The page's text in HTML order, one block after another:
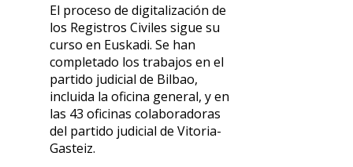
El proceso de digitalización de
los Registros Civiles sigue su
curso en Euskadi. Se han
completado los trabajos en el
partido judicial de Bilbao,
incluida la oficina general, y en
las 43 oficinas colaboradoras
del partido judicial de Vitoria-
Gasteiz.